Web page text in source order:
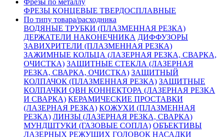
ФРЕЗЫ КОНЦЕВЫЕ ТВЕРДОСПЛАВНЫЕ
По типу товара/расходника
ВОДЯНЫЕ ТРУБКИ (ПЛАЗМЕННАЯ РЕЗКА)
ДЕРЖАТЕЛИ НАКОНЕЧНИКА ДИФФУЗОРЫ
ЗАВИХРИТЕЛИ (ПЛАЗМЕННАЯ РЕЗКА)
ЗАЖИМНЫЕ КОЛЬЦА (ЛАЗЕРНАЯ РЕЗКА, СВАРКА,
ОЧИСТКА) ЗАЩИТНЫЕ СТЕКЛА (ЛАЗЕРНАЯ
РЕЗКА, СВАРКА, ОЧИСТКА) ЗАЩИТНЫЙ
КОЛПАЧОК (ПЛАЗМЕННАЯ РЕЗКА) ЗАЩИТНЫЕ
КОЛПАЧКИ QBH КОННЕКТОРА (ЛАЗЕРНАЯ РЕЗКА
И СВАРКА) КЕРАМИЧЕСКИЕ ПРОСТАВКИ
(ЛАЗЕРНАЯ РЕЗКА) КОЖУХИ (ПЛАЗМЕННАЯ
РЕЗКА) ЛИНЗЫ (ЛАЗЕРНАЯ РЕЗКА, СВАРКА)
МУНДШТУКИ (ГАЗОВЫЕ СОПЛА) ОБЪЕКТИВЫ
ЛАЗЕРНЫХ РЕЖУЩИХ ГОЛОВОК НАСАДКИ